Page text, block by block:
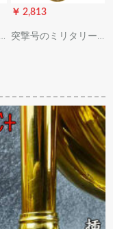
￥ 2,813
突撃号のミリタリー
鼓号队楽